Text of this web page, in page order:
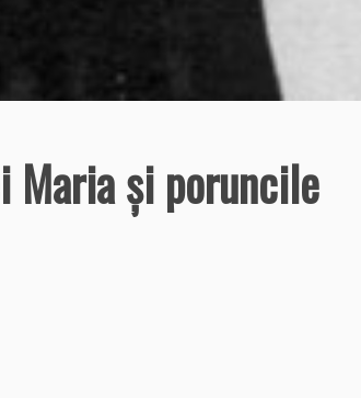
Maria şi poruncile